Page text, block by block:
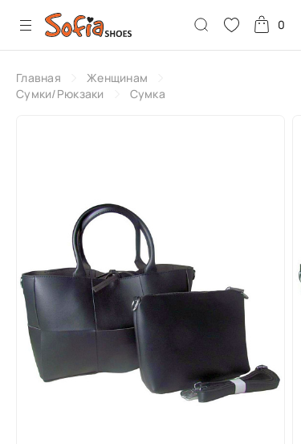
0
Главная
Женщинам
Сумки/Рюкзаки
Сумка